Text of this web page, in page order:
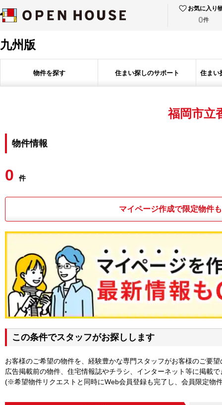
お気に入り
0件
九州版
物件を探す 住まい探しのサポート 住まい
福岡市立
物件情報
0 件
マイページ作成で限定物件
この条件でスタッフがお探しします
お客様のご希望の物件を、経験豊かな専門スタッフがお客様のご要望
広告掲載前の物件、住宅情報誌やチラシ、インターネット等に掲載
(※希望物件リクエストと同時にWeb会員登録も完了し、会員限定物